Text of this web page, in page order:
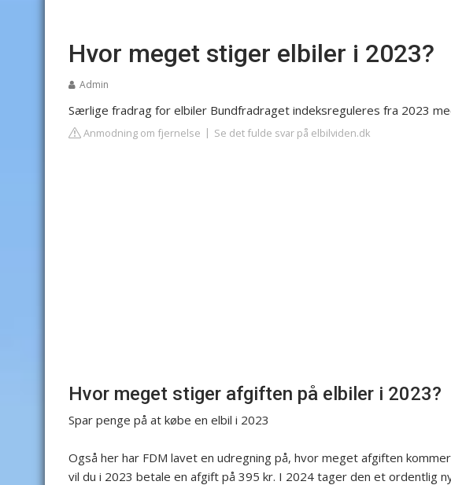
Hvor meget stiger elbiler i 2023?
Admin
Særlige fradrag for elbiler Bundfradraget indeksreguleres fra 2023
Anmodning om fjernelse Se det fulde svar på elbilviden.dk
Hvor meget stiger afgiften på elbiler i 2023?
Spar penge på at købe en elbil i 2023
Også her har FDM lavet en udregning på, hvor meget afgiften
vil du i 2023 betale en afgift på 395 kr. I 2024 tager den et ordentlig